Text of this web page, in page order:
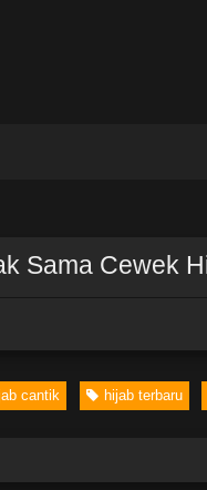
Sama Cewek
cantik hijab terbaru